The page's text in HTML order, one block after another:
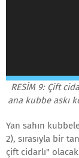
RESİM 9: Çift
ana kubbe askı
Yan sahın
2), sırasıyla bir
çift cidarlı"